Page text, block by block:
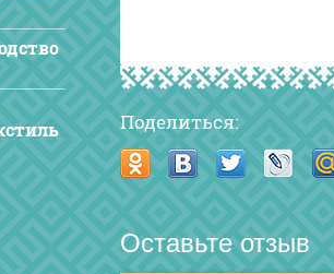
Поделиться:
Оставьте отзыв